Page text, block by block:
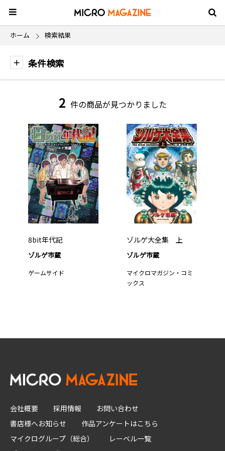
ホーム 検索結果
条件検索
2 件の商品が見つかりました
8bit年代記
ゾルゲ市蔵
ゲームサイド
ゾルゲ大全集 上
ゾルゲ市蔵
マイクロマガジン・コミ
ックス
会社概要 採用情報
お問い合わせ
書店様へお知らせ
作品アンケートはこちら
マイクログループ（総合）
レーベル一覧